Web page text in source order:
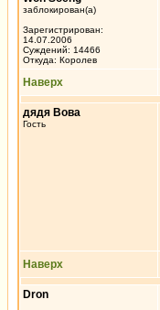
заблокирован(а)
Зарегистрирован:
14.07.2006
Суждений: 14466
Откуда: Королев
Наверх
дядя Вова
Гость
Наверх
Dron